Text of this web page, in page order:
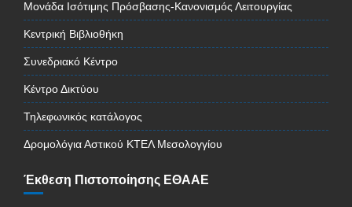
Μονάδα Ισότιμης Πρόσβασης-Κανονισμός Λειτουργίας
Κεντρική Βιβλιοθήκη
Συνεδριακό Κέντρο
Κέντρο Δικτύου
Τηλεφωνικός κατάλογος
Δρομολόγια Αστικού ΚΤΕΛ Μεσολογγίου
Έκθεση Πιστοποίησης ΕΘΑΑΕ